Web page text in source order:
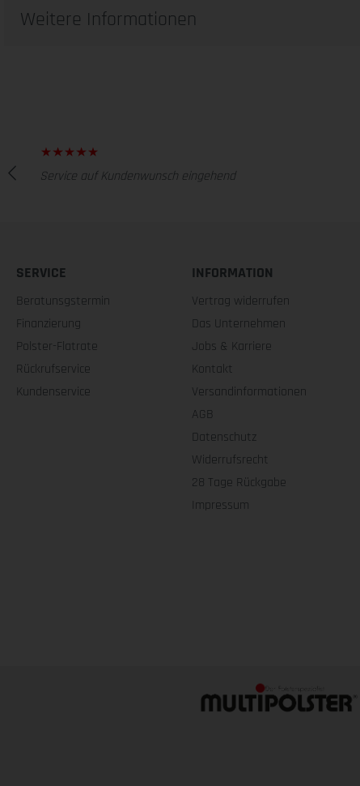
Weitere Informationen
Service auf Kundenwunsch eingehend
SERVICE
Beratunsgstermin
Finanzierung
Polster-Flatrate
Rückrufservice
Kundenservice
INFORMATION
Vertrag widerrufen
Das Unternehmen
Jobs & Karriere
Kontakt
Versandinformationen
AGB
Datenschutz
Widerrufsrecht
28 Tage Rückgabe
Impressum